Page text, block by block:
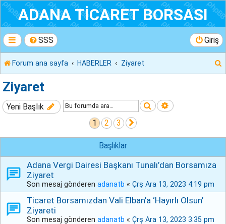
ADANA TİCARET BORSASI
SSS Giriş
Forum ana sayfa HABERLER Ziyaret
Ziyaret
Yeni Başlık Ara
Gelişmiş arama
1
2 3
Başlıklar
Adana Vergi Dairesi Başkanı Tunalı’dan Borsamıza
Ziyaret
Son mesaj gönderen adanatb « Çrş Ara 13, 2023 4:19 pm
Ticaret Borsamızdan Vali Elban’a ‘Hayırlı Olsun’
Ziyareti
Son mesaj gönderen adanatb « Çrş Ara 13, 2023 3:35 pm